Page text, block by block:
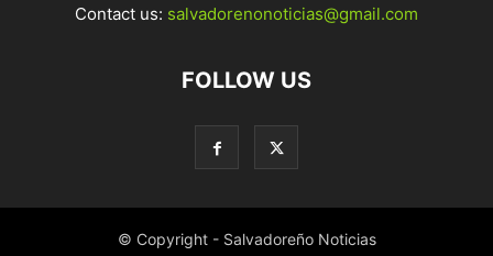
Contact us: salvadorenonoticias@gmail.com
FOLLOW US
© Copyright - Salvadoreño Noticias